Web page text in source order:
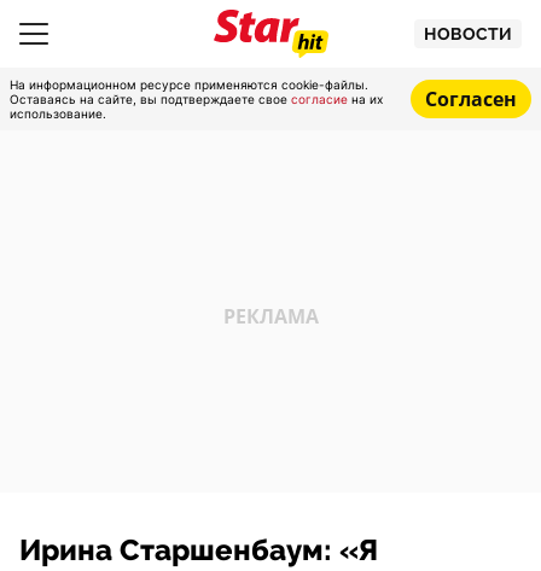
НОВОСТИ
На информационном ресурсе применяются cookie-файлы.
Оставаясь на сайте, вы подтверждаете свое согласие на их
использование.
Согласен
Ирина Старшенбаум: «Я